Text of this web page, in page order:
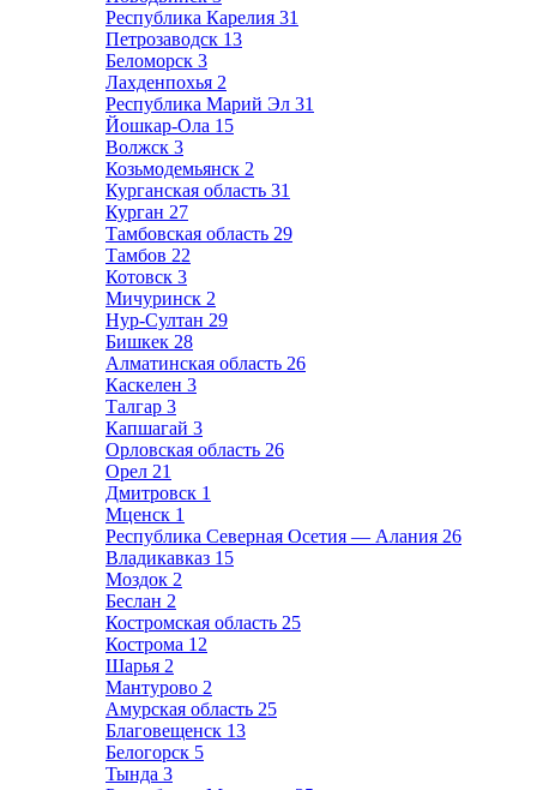
Республика Карелия 31
Петрозаводск 13
Беломорск 3
Лахденпохья 2
Республика Марий Эл 31
Йошкар-Ола 15
Волжск 3
Козьмодемьянск 2
Курганская область 31
Курган 27
Тамбовская область 29
Тамбов 22
Котовск 3
Мичуринск 2
Нур-Султан 29
Бишкек 28
Алматинская область 26
Каскелен 3
Талгар 3
Капшагай 3
Орловская область 26
Орел 21
Дмитровск 1
Мценск 1
Республика Северная Осетия — Алания 26
Владикавказ 15
Моздок 2
Беслан 2
Костромская область 25
Кострома 12
Шарья 2
Мантурово 2
Амурская область 25
Благовещенск 13
Белогорск 5
Тында 3